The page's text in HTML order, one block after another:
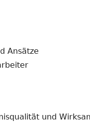
Ansätze
und